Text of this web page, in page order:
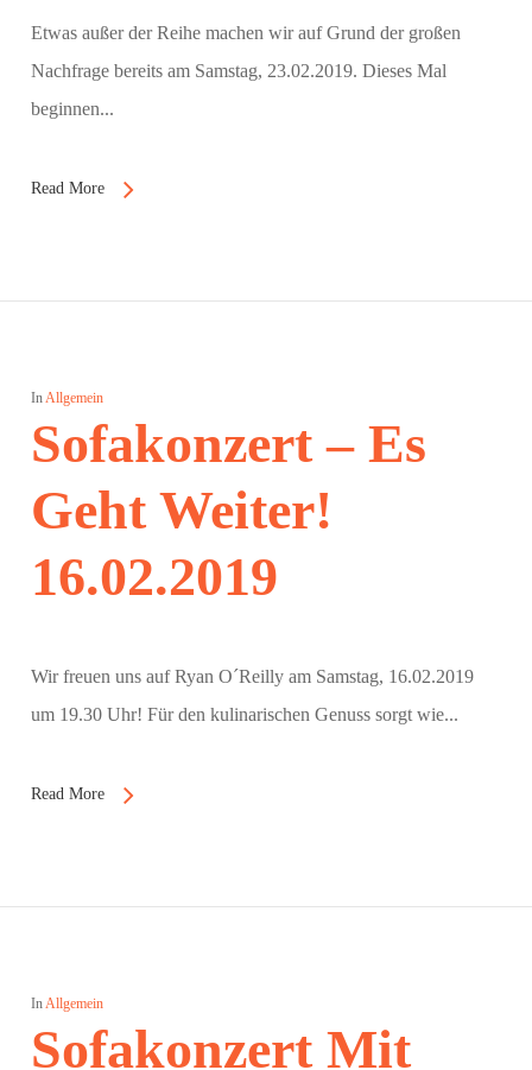
Etwas außer der Reihe machen wir auf Grund der großen
Nachfrage bereits am Samstag, 23.02.2019. Dieses Mal
beginnen...
Read More
InAllgemein
Sofakonzert – Es
Geht Weiter!
16.02.2019
Wir freuen uns auf Ryan O´Reilly am Samstag, 16.02.2019
um 19.30 Uhr! Für den kulinarischen Genuss sorgt wie...
Read More
InAllgemein
Sofakonzert Mit